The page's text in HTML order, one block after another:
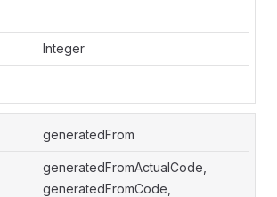
Integer
generatedFrom
generatedFromActualCode,
generatedFromCode,